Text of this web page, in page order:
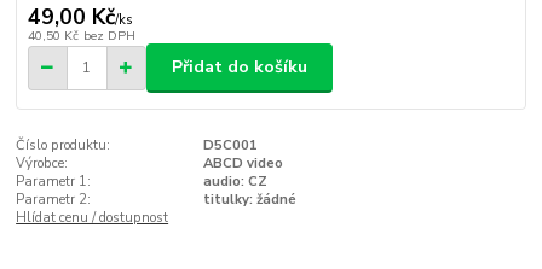
49,00 Kč/ks
40,50 Kč bez DPH
Přidat do košíku
Číslo produktu:
D5C001
Výrobce:
ABCD video
Parametr 1:
audio: CZ
Parametr 2:
titulky: žádné
Hlídat cenu / dostupnost